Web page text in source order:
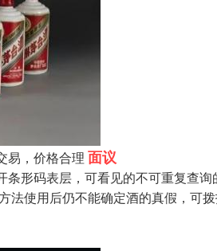
易，价格合理 面议
形码表层，可看见的不可重复查
法使用后仍不能确定酒的真假，可